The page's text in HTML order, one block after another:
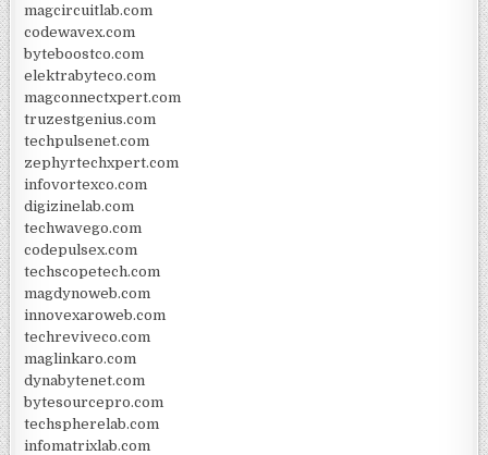
magcircuitlab.com
codewavex.com
byteboostco.com
elektrabyteco.com
magconnectxpert.com
truzestgenius.com
techpulsenet.com
zephyrtechxpert.com
infovortexco.com
digizinelab.com
techwavego.com
codepulsex.com
techscopetech.com
magdynoweb.com
innovexaroweb.com
techreviveco.com
maglinkaro.com
dynabytenet.com
bytesourcepro.com
techspherelab.com
infomatrixlab.com